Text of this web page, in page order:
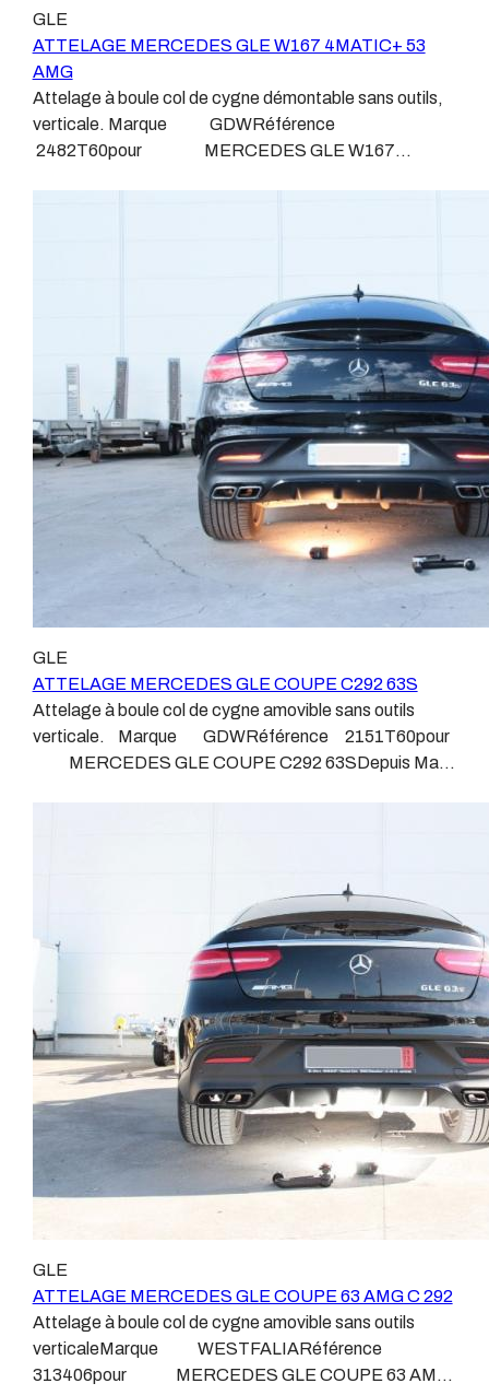
normes, nous ne transigeons pas sur ces points. Les
différentes dénominations pour un attelage sont :
Attelage pour voiture, crochet d’attelage, boule pour
voiture, attache remorque, attache voiture, attelage
camion, crochet voiture, attache auto, boule pour
remorque, boule d’arrimage, crochet d’attache.
le plus technique, lui aussi est soumis à normalisation et
homologation. Le faisceau est connecté à votre
véhicule, il doit être prévu à cet effet, supporter les
vibrations et les contraintes auquel il peut être soumis.
Dans certains cas le faisceau connecté modifie la
gestion des assistances à la conduite type EPS, ABS,
faisceaux « d’origine », c'est-à-dire fabriqués
ne montons jamais de faisceau appelé : adaptable,
universel, modulable, smart…., et quand nous le
faisons, s’il n’existe pas d’autre choix, nous utilisons le
plus haut de gamme du marché, le plus fiable et le plus
stable. Il faut savoir que le montage d’un faisceau non
conforme ou adaptable vous fera perdre tout recours et
toute garantie auprès du constructeur en cas de
défaillance. Ce genre de faisceau est souvent mal
monté, alimenté par les éclairages intérieurs et fait
courir de vrai risque technique à votre véhicule. Nous
n’intervenons pas sur les véhicules ayant ce type de
montage non conforme. Voilà pourquoi il est nécessaire
de confier la pose d'un attelage à un professionnel
normes, nous ne transigeons pas sur ces points. Les
différentes dénominations pour un attelage sont :
Attelage pour voiture, crochet d’attelage, boule pour
voiture, attache remorque, attache voiture, attelage
camion, crochet voiture, attache auto, boule pour
GLE
ATTELAGE MERCEDES GLE W167 4MATIC+ 53
AMG
Attelage à boule col de cygne démontable sans outils,
verticale. Marque GDWRéférence
2482T60pour MERCEDES GLE W167
4MATIC+ 53 AMG Patrick Remorques se conjugue
avec ATTELAGE depuis 1968. Les temps ont changé
depuis les premiers attelages fabriqués à la demande
dans l’atelier, autour d’un poste à souder et d’un étau.
L’évolution technique et la normalisation sont passées
par là. Maintenant un attelage doit être homologué,
c’est le cas de tous les produits que nous proposons,
sans exception ! Nous ne travaillons qu’avec les
marques homologuées à même d’assurer le suivi de
leurs produits :ATTELAGES
WESTFALIAATTELAGES SIARRATTELAGES
BRINKATTELAGES THULEATTELAGES
BOISNIERATTELAGES GDWATTELAGES
le plus technique, lui aussi est soumis à normalisation et
homologation. Le faisceau est connecté à votre
véhicule, il doit être prévu à cet effet, supporter les
vibrations et les contraintes auquel il peut être soumis.
Dans certains cas le faisceau connecté modifie la
…. Nous n’installons (quand ils existent) que des
emplacements prévus et suivant les normes
constructeurs. En dehors de quelques rares cas, nous
ne montons jamais de faisceau appelé : adaptable,
universel, modulable, smart…., et quand nous le
faisons, s’il n’existe pas d’autre choix, nous utilisons le
plus haut de gamme du marché, le plus fiable et le plus
stable. Il faut savoir que le montage d’un faisceau non
conforme ou adaptable vous fera perdre tout recours et
toute garantie auprès du constructeur en cas de
défaillance. Ce genre de faisceau est souvent mal
monté, alimenté par les éclairages intérieurs et fait
courir de vrai risque technique à votre véhicule. Nous
n’intervenons pas sur les véhicules ayant ce type de
agréé, habitué à poser des attelages et respectant les
normes, nous ne transigeons pas sur ces points. Les
différentes dénominations pour un attelage sont :
Attelage pour voiture, crochet d’attelage, boule pour
voiture, attache remorque, attache voiture, attelage
GLE
ATTELAGE MERCEDES GLE COUPE C292 63S
Attelage à boule col de cygne amovible sans outils
verticale. Marque GDWRéférence 2151T60pour
MERCEDES GLE COUPE C292 63SDepuis Mars
Remorques se conjugue avec ATTELAGE depuis
1968. Les temps ont changé depuis les premiers
attelages fabriqués à la demande dans l’atelier, autour
d’un poste à souder et d’un étau. L’évolution technique
et la normalisation sont passées par là. Maintenant un
attelage doit être homologué, c’est le cas de tous les
produits que nous proposons, sans exception ! Nous ne
travaillons qu’avec les marques homologuées à même
d’assurer le suivi de leurs produits :ATTELAGES
WESTFALIAATTELAGES SIARRATTELAGES
BRINKATTELAGES THULEATTELAGES
BOISNIERATTELAGES GDWATTELAGES
ARAGON Le faisceau électrique est devenu le produit
homologation. Le faisceau est connecté à votre
véhicule, il doit être prévu à cet effet, supporter les
vibrations et les contraintes auquel il peut être soumis.
Dans certains cas le faisceau connecté modifie la
gestion des assistances à la conduite type EPS, ABS,
GLE
ATTELAGE MERCEDES GLE COUPE 63 AMG C 292
Attelage à boule col de cygne amovible sans outils
verticaleMarque WESTFALIARéférence
313406pour MERCEDES GLE COUPE 63 AMG